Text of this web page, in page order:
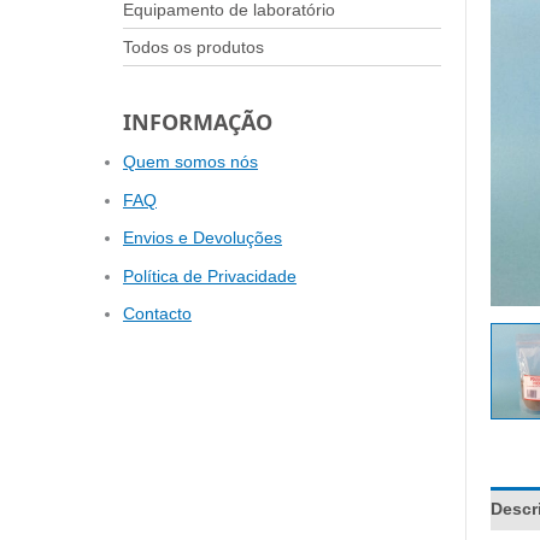
Equipamento de laboratório
Todos os produtos
INFORMAÇÃO
Quem somos nós
FAQ
Envios e Devoluções
Política de Privacidade
Contacto